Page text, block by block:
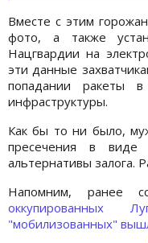
Вместе с этим
фото, а также
Нацгвардии на
эти данные
попадании ракеты
инфраструктуры.
Как бы то ни было,
пресечения в виде
альтернативы залога.
Напомним, ранее
оккупированных
"мобилизованных"